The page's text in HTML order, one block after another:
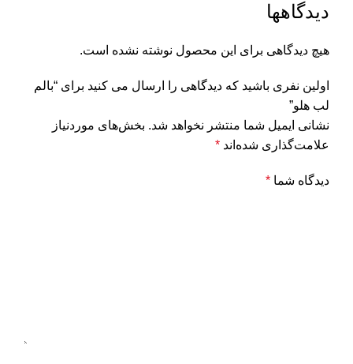
دیدگاهها
هیچ دیدگاهی برای این محصول نوشته نشده است.
اولین نفری باشید که دیدگاهی را ارسال می کنید برای “بالم
لب هلو”
نشانی ایمیل شما منتشر نخواهد شد. بخش‌های موردنیاز
علامت‌گذاری شده‌اند *
دیدگاه شما *